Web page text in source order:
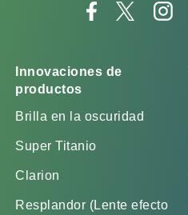
Innovaciones de
productos
Brilla en la oscuridad
Super Titanio
Clarion
Resplandor (Lente efecto